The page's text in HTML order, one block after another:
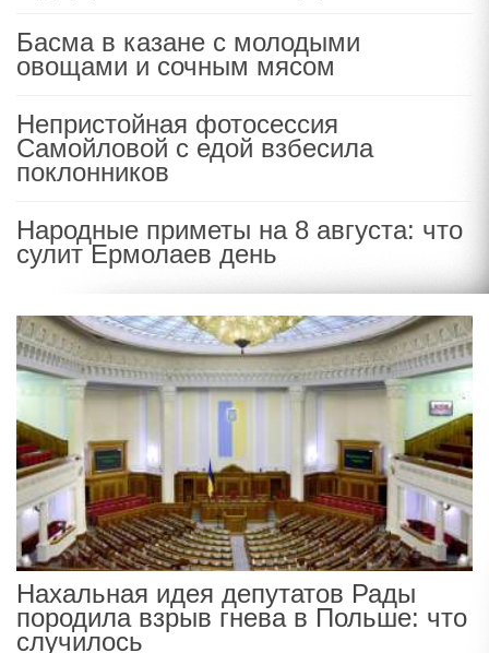
Басма в казане с молодыми
овощами и сочным мясом
Непристойная фотосессия
Самойловой с едой взбесила
поклонников
Народные приметы на 8 августа: что
сулит Ермолаев день
Нахальная идея депутатов Рады
породила взрыв гнева в Польше: что
случилось